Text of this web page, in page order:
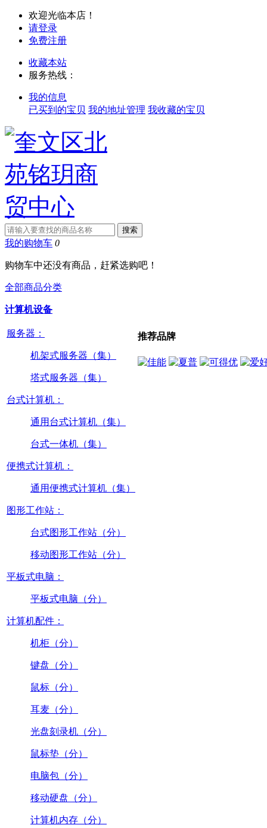
欢迎光临本店！
请登录
免费注册
收藏本站
服务热线：
我的信息
已买到的宝贝 我的地址管理 我收藏的宝贝
我的购物车 0
购物车中还没有商品，赶紧选购吧！
全部商品分类
计算机设备
服务器：
机架式服务器（集）
塔式服务器（集）
台式计算机：
通用台式计算机（集）
台式一体机（集）
便携式计算机：
通用便携式计算机（集）
图形工作站：
台式图形工作站（分）
移动图形工作站（分）
平板式电脑：
平板式电脑（分）
计算机配件：
机柜（分）
键盘（分）
鼠标（分）
耳麦（分）
光盘刻录机（分）
鼠标垫（分）
电脑包（分）
移动硬盘（分）
计算机内存（分）
推荐品牌